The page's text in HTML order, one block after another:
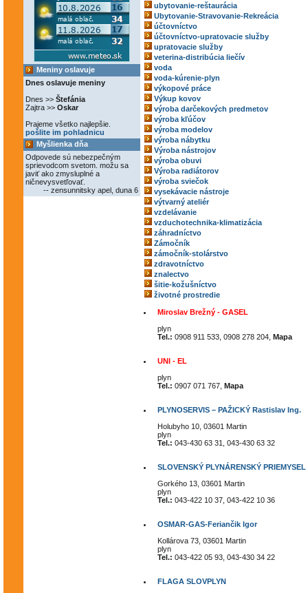
Meniny oslavuje
Dnes oslavuje meniny
Dnes >> Štefánia
Zajtra >> Oskar
Prajeme všetko najlepšie.
pošlite im pohladnicu
Myšlienka dňa
Odpovede sú nebezpečným
sprievodcom svetom. možu sa
javiť ako zmysluplné a
ničnevysvetľovať.
-- zensunnitsky apel, duna 6
ubytovanie-reštaurácia
Ubytovanie-Stravovanie-Rekreácia
účtovníctvo
účtovníctvo-upratovacie služby
upratovacie služby
veterina-distribúcia liečív
voda
voda-kúrenie-plyn
výkopové práce
Výkup kovov
výroba darčekových predmetov
výroba kľúčov
výroba modelov
výroba nábytku
Výroba nástrojov
výroba obuvi
Výroba radiátorov
výroba sviečok
vysekávacie nástroje
výtvarný ateliér
vzdelávanie
vzduchotechnika-klimatizácia
záhradníctvo
Zámočník
zámočník-stolárstvo
zdravotníctvo
znalectvo
šitie-kožušníctvo
životné prostredie
Miroslav Brežný - GASEL
plyn
Tel.: 0908 911 533, 0908 278 204, Mapa
UNI - EL
plyn
Tel.: 0907 071 767, Mapa
PLYNOSERVIS – PAŽICKÝ Rastislav Ing.
Holubyho 10, 03601 Martin
plyn
Tel.: 043-430 63 31, 043-430 63 32
SLOVENSKÝ PLYNÁRENSKÝ PRIEMYSEL
Gorkého 13, 03601 Martin
plyn
Tel.: 043-422 10 37, 043-422 10 36
OSMAR-GAS-Feriančik Igor
Kollárova 73, 03601 Martin
plyn
Tel.: 043-422 05 93, 043-430 34 22
FLAGA SLOVPLYN